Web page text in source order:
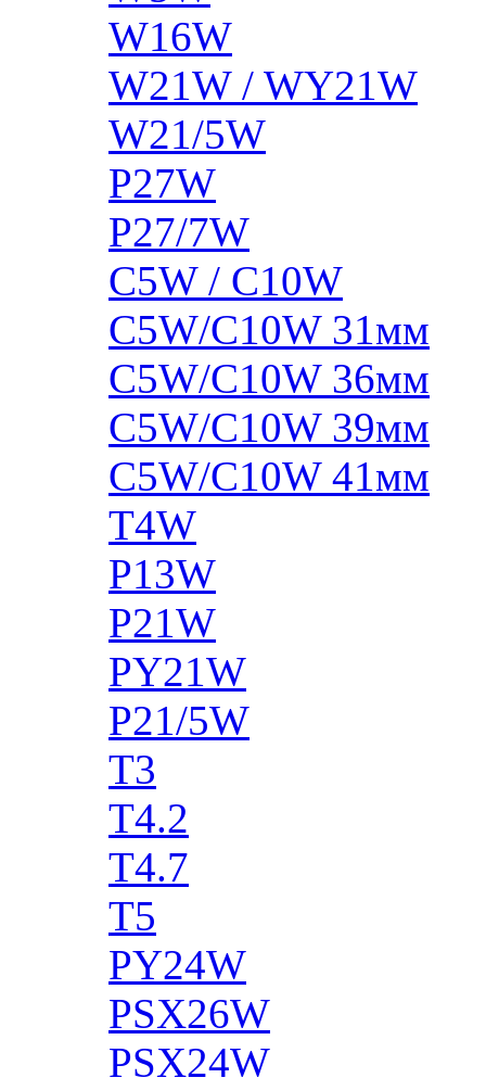
W16W
W21W / WY21W
W21/5W
P27W
P27/7W
C5W / C10W
C5W/C10W 31мм
C5W/C10W 36мм
C5W/C10W 39мм
C5W/C10W 41мм
T4W
P13W
P21W
PY21W
P21/5W
T3
T4.2
T4.7
T5
PY24W
PSX26W
PSX24W